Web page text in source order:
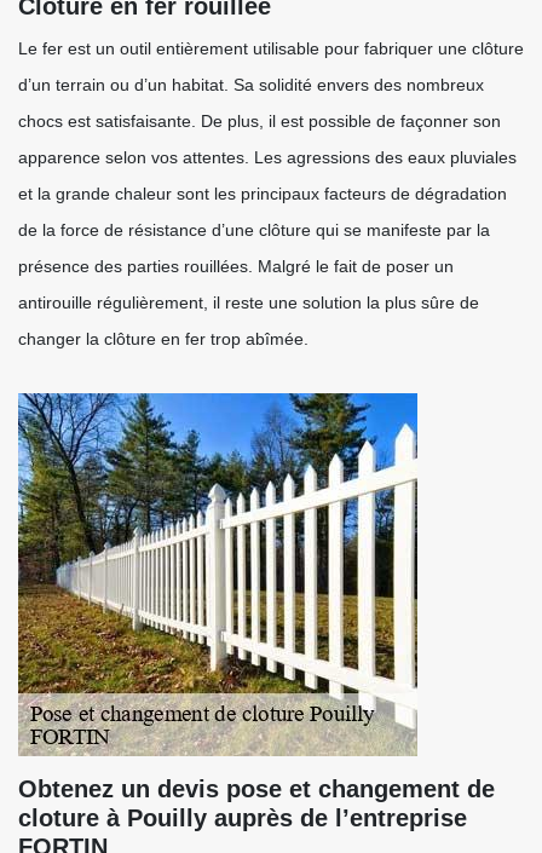
Clôture en fer rouillée
Le fer est un outil entièrement utilisable pour fabriquer une clôture
d’un terrain ou d’un habitat. Sa solidité envers des nombreux
chocs est satisfaisante. De plus, il est possible de façonner son
apparence selon vos attentes. Les agressions des eaux pluviales
et la grande chaleur sont les principaux facteurs de dégradation
de la force de résistance d’une clôture qui se manifeste par la
présence des parties rouillées. Malgré le fait de poser un
antirouille régulièrement, il reste une solution la plus sûre de
changer la clôture en fer trop abîmée.
Obtenez un devis pose et changement de
cloture à Pouilly auprès de l’entreprise
FORTIN